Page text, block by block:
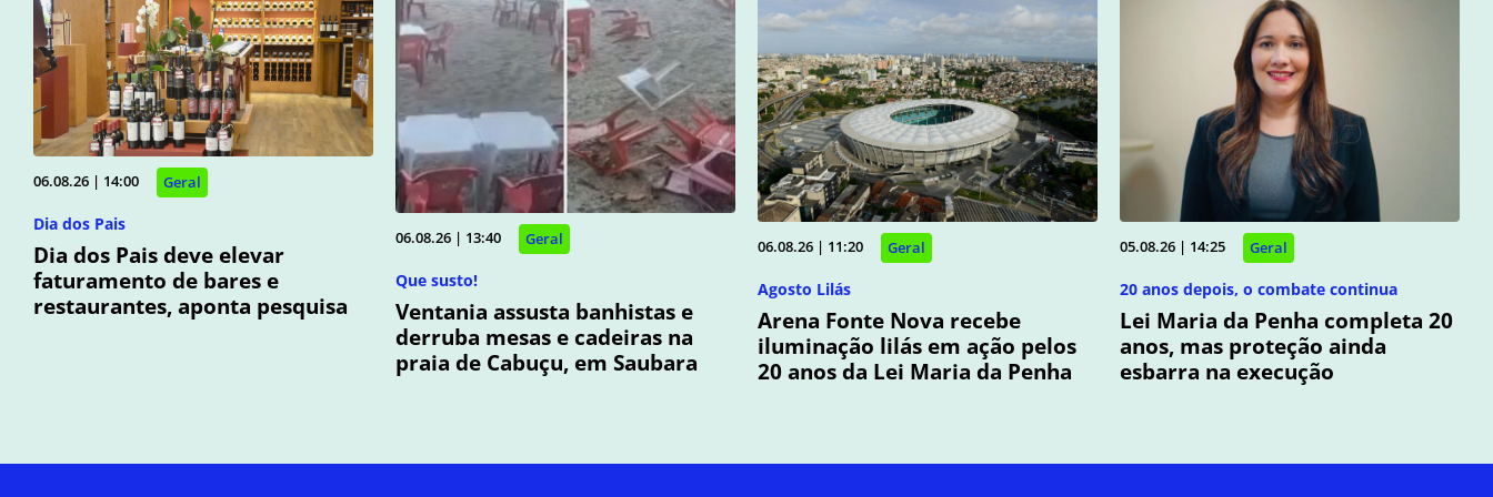
06.08.26 | 14:00 Geral
Dia dos Pais
Dia dos Pais deve elevar
faturamento de bares e
restaurantes, aponta pesquisa
06.08.26 | 13:40 Geral
Que susto!
Ventania assusta banhistas e
derruba mesas e cadeiras na
praia de Cabuçu, em Saubara
06.08.26 | 11:20 Geral
Agosto Lilás
Arena Fonte Nova recebe
iluminação lilás em ação pelos
20 anos da Lei Maria da Penha
05.08.26 | 14:25 Geral
20 anos depois, o combate continua
Lei Maria da Penha completa 20
anos, mas proteção ainda
esbarra na execução